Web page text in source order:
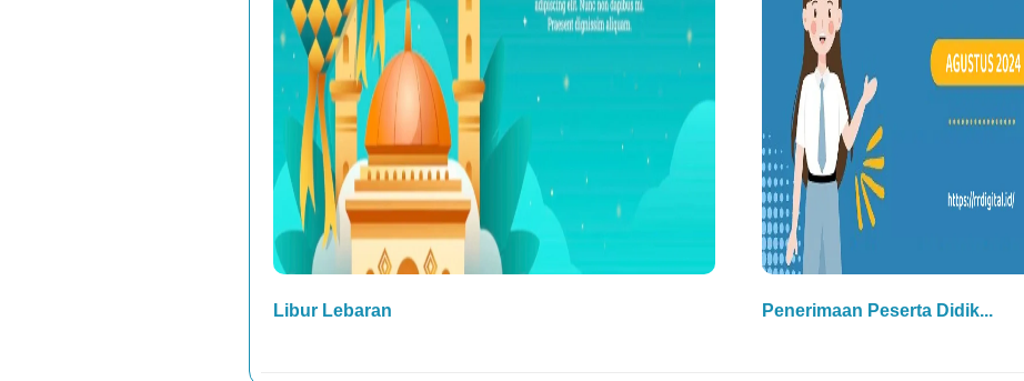
Libur Lebaran Penerimaan Peserta Didik...